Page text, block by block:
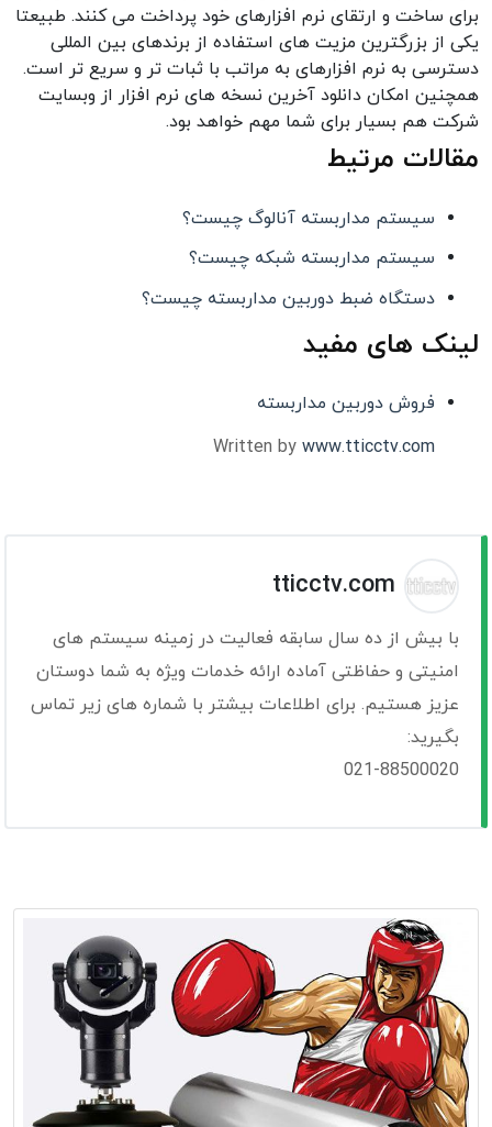
برای ساخت و ارتقای نرم افزارهای خود پرداخت می کنند. طبیعتا
یکی از بزرگترین مزیت های استفاده از برندهای بین المللی
دسترسی به نرم افزارهای به مراتب با ثبات تر و سریع تر است.
همچنین امکان دانلود آخرین نسخه های نرم افزار از وبسایت
شرکت هم بسیار برای شما مهم خواهد بود.
مقالات مرتیط
سیستم مداربسته آنالوگ چیست؟
سیستم مداربسته شبکه چیست؟
دستگاه ضبط دوربین مداربسته چیست؟
لینک های مفید
فروش دوربین مداربسته
Written by www.tticctv.com
tticctv.com
با بیش از ده سال سابقه فعالیت در زمینه سیستم های
امنیتی و حفاظتی آماده ارائه خدمات ویژه به شما دوستان
عزیز هستیم. برای اطلاعات بیشتر با شماره های زیر تماس
بگیرید:
021-88500020